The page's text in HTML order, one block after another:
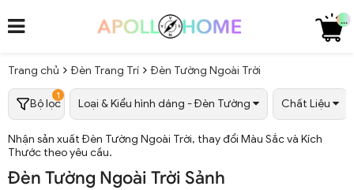
...
Trang chủ Đèn Trang Trí Đèn Tường Ngoài Trời
Bộ lọc
1
Loại & Kiểu hình dáng - Đèn Tường Chất Liệu
Nhận sản xuất Đèn Tường Ngoài Trời, thay đổi Màu Sắc và Kích
Thước theo yêu cầu.
Đèn Tường Ngoài Trời Sảnh